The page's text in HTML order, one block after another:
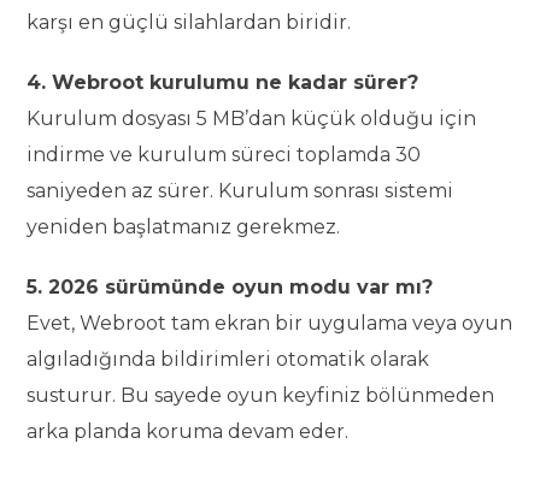
karşı en güçlü silahlardan biridir.
4. Webroot kurulumu ne kadar sürer?
Kurulum dosyası 5 MB’dan küçük olduğu için
indirme ve kurulum süreci toplamda 30
saniyeden az sürer. Kurulum sonrası sistemi
yeniden başlatmanız gerekmez.
5. 2026 sürümünde oyun modu var mı?
Evet, Webroot tam ekran bir uygulama veya oyun
algıladığında bildirimleri otomatik olarak
susturur. Bu sayede oyun keyfiniz bölünmeden
arka planda koruma devam eder.